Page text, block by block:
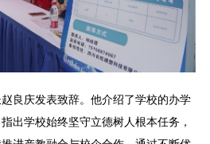
庆发表致辞。他介绍了学校的办学
出学校始终坚守立德树人根本任务，